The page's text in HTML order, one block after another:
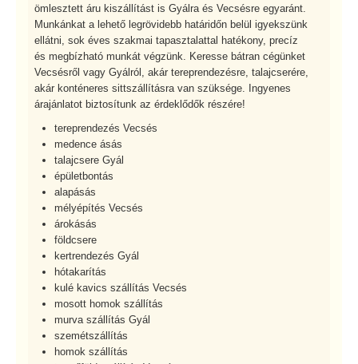
ömlesztett áru kiszállítást is Gyálra és Vecsésre egyaránt.
Munkánkat a lehető legrövidebb határidőn belül igyekszünk
ellátni, sok éves szakmai tapasztalattal hatékony, precíz
és megbízható munkát végzünk. Keresse bátran cégünket
Vecsésről vagy Gyálról, akár tereprendezésre, talajcserére,
akár konténeres sittszállításra van szüksége. Ingyenes
árajánlatot biztosítunk az érdeklődők részére!
tereprendezés Vecsés
medence ásás
talajcsere Gyál
épületbontás
alapásás
mélyépítés Vecsés
árokásás
földcsere
kertrendezés Gyál
hótakarítás
kulé kavics szállítás Vecsés
mosott homok szállítás
murva szállítás Gyál
szemétszállítás
homok szállítás